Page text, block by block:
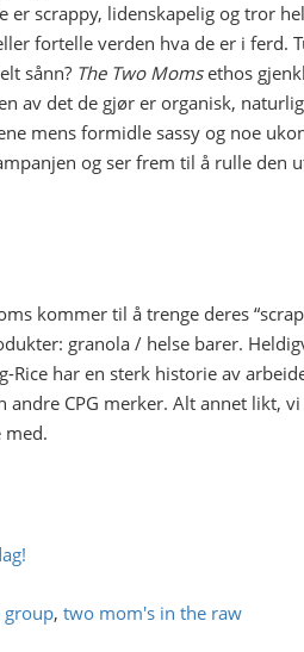
scrappy, lidenskapelig og tror
fortelle verden hva de er i ferd.
sånn? The Two Momsethos
av det de gjør er organisk,
mens formidle sassy og noe
og ser frem til å rulle den
kommer til å trenge deres
granola / helse barer.
Rice har en sterk historie av
andre CPG merker. Alt annet likt,
med.
group, two mom's in the raw